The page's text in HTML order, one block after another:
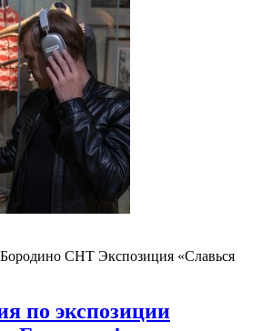
СНТ Экспозиция «Славься
по экспозиции